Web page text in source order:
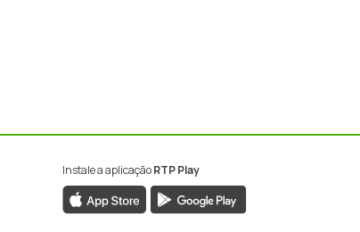
Instale a aplicaçãoRTP Play